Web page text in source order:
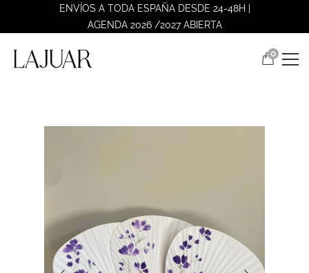
ENVÍOS A TODA ESPAÑA DESDE 24-48H |
AGENDA 2026 /2027 ABIERTA
0